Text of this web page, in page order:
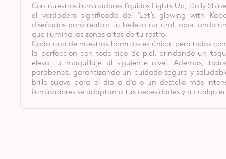
Con nuestros iluminadores líquidos Lights Up, Daily
el verdadero significado de "Let’s glowing with
diseñados para realzar tu belleza natural, aportando
que ilumina las zonas altas de tu rostro.
Cada una de nuestras fórmulas es única, pero todas
la perfección con todo tipo de piel, brindando un
eleva tu maquillaje al siguiente nivel. Además,
parabenos, garantizando un cuidado seguro y
brillo suave para el día a día o un destello más
iluminadores se adaptan a tus necesidades y a cualquier